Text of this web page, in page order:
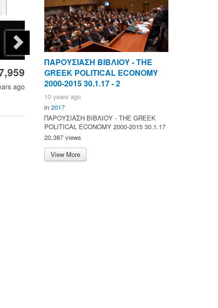
ago
ΠΑΡΟΥΣΙΑΣΗ ΒΙΒΛΙΟΥ - ΤΗΕ
GREEK POLITICAL ECONOMY
2000-2015 30.1.17 - 2
10 years ago
in 2017
ΠΑΡΟΥΣΙΑΣΗ ΒΙΒΛΙΟΥ - ΤΗΕ GREEK
POLITICAL ECONOMY 2000-2015 30.1.17
20,387 views
View More